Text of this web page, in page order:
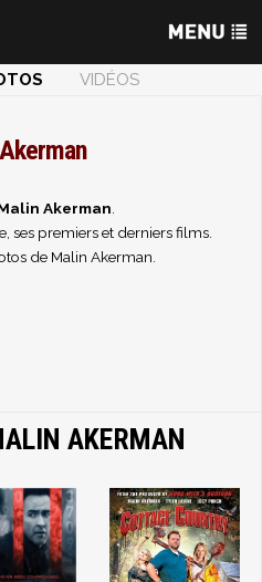
VIDÉOS
Akerman
ses premiers et derniers films.
de Malin Akerman.
AKERMAN